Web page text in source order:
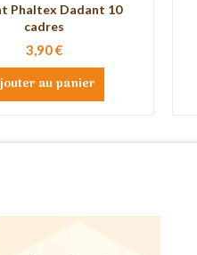
Phaltex Dadant 10
cadres
3,90 €
au panier